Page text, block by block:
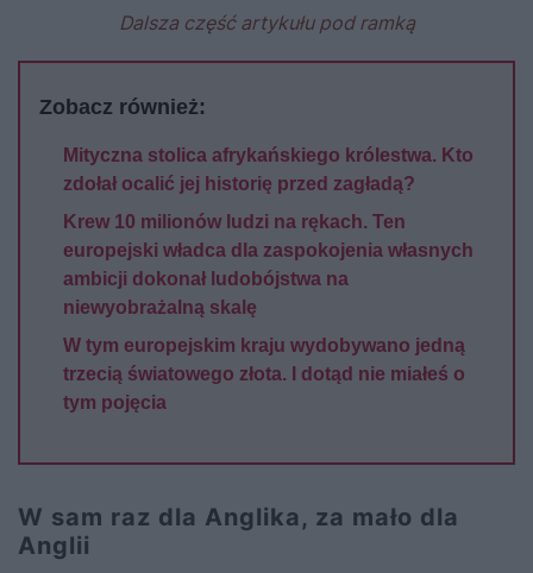
Dalsza część artykułu pod ramką
Zobacz również:
Mityczna stolica afrykańskiego królestwa. Kto
zdołał ocalić jej historię przed zagładą?
Krew 10 milionów ludzi na rękach. Ten
europejski władca dla zaspokojenia własnych
ambicji dokonał ludobójstwa na
niewyobrażalną skalę
W tym europejskim kraju wydobywano jedną
trzecią światowego złota. I dotąd nie miałeś o
tym pojęcia
W sam raz dla Anglika, za mało dla
Anglii